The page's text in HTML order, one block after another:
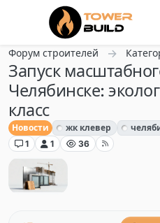
Перейти к содержанию
Форум строителей
Запуск
Челябинске:
класс
Новости жк клевер
1
1 36